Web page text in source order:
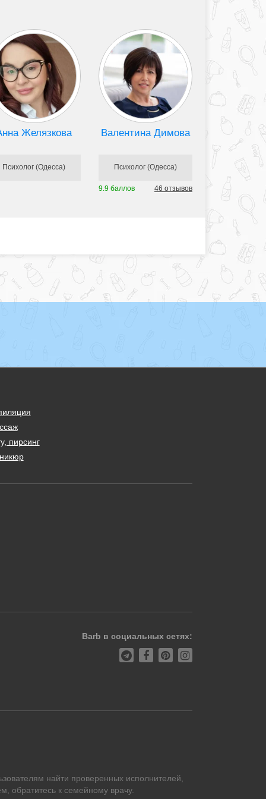
Желязкова
Психолог (Одесса)
Валентина Димова
Психолог (Одесса)
9.9 баллов 46 отзывов
пирсинг
Barb в социальных сетях:
найти проверенных исполнителей,
обратитесь к семейному врачу.